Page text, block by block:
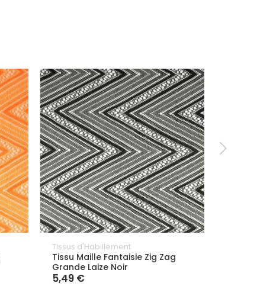
Tissus d'Habillement
Tissu Maille Fantaisie Zig Zag
Grande Laize Noir
5,49 €